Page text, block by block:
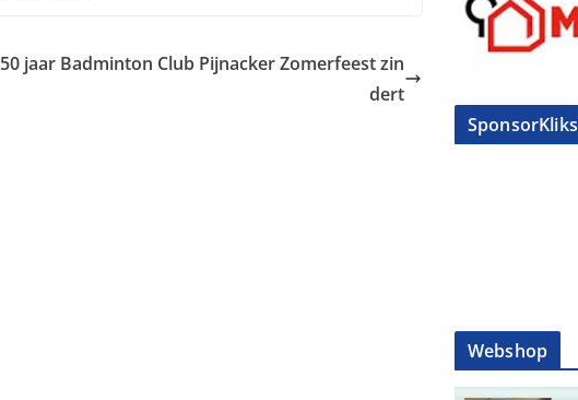
50 jaar Badminton Club Pijnacker Zomerfeest zin
dert
SponsorKliks
Webshop